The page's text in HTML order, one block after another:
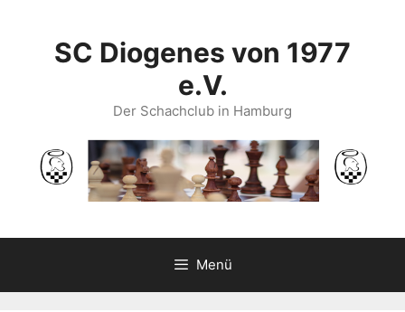
springenSC Diogenes von 1977
e.V.
Der Schachclub in Hamburg
Menü